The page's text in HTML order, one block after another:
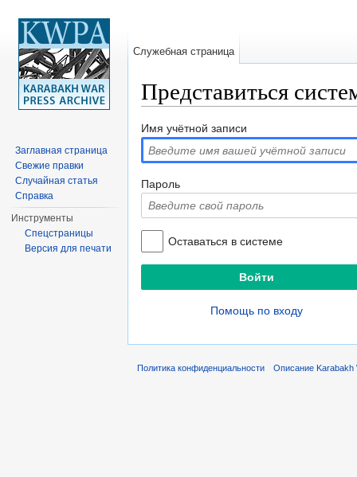
Представиться
Имя учётной записи
Пароль
Оставаться в системе
Помощь по входу
Служебная страница
Заглавная страница
Свежие правки
Случайная статья
Справка
Инструменты
Спецстраницы
Версия для печати
Политика конфиденциальности Описание Karabakh